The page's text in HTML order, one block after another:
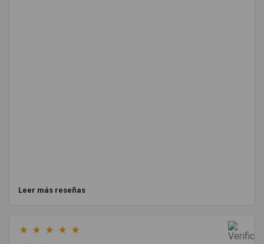
Leer más reseñas
★ ★ ★ ★ ★